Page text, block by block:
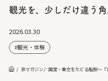
観光を、少しだけ違う角
2026.03.30
観光・体験
京マガジン 国宝・重文をたどる船旅～